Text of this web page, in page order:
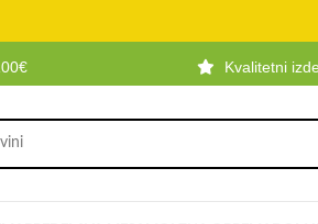
Kvalitetni